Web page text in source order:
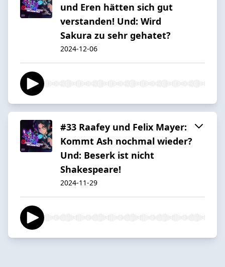
und Eren hätten sich gut
verstanden! Und: Wird
Sakura zu sehr gehatet?
2024-12-06
#33 Raafey und Felix Mayer:
Kommt Ash nochmal wieder?
Und: Beserk ist nicht
Shakespeare!
2024-11-29